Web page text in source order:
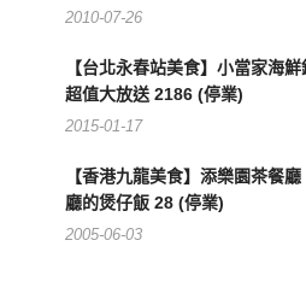
2010-07-26
【台北永春站美食】小當家海
超值大放送 2186 (停業)
2015-01-17
【香港九龍美食】添樂園茶餐
廳的煲仔飯 28 (停業)
2005-06-03